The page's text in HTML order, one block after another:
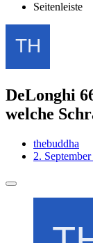
Seitenleiste
DeLonghi
welche
thebuddha
2.